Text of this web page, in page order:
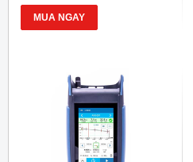
MUA NGAY